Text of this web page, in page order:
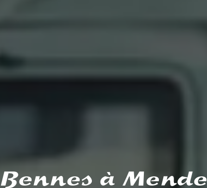
Bennes à Mende